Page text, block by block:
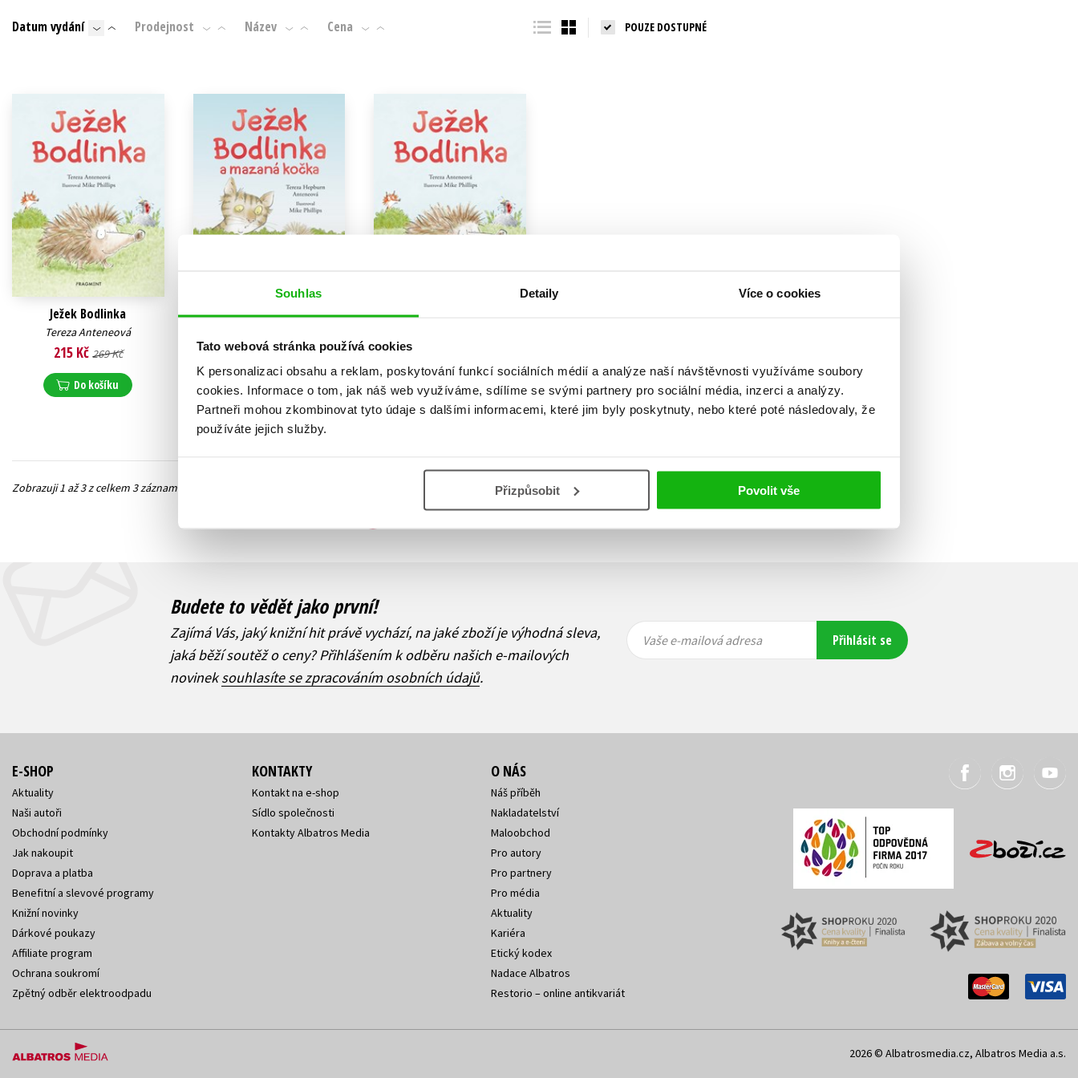
Souhlas Detaily Více o cookies
Tato webová stránka používá cookies
K personalizaci obsahu a reklam, poskytování funkcí sociálních médií a analýze naší návštěvnosti využíváme soubory
cookies. Informace o tom, jak náš web využíváme, sdílíme se svými partnery pro sociální média, inzerci a analýzy.
Partneři mohou zkombinovat tyto údaje s dalšími informacemi, které jim byly poskytnuty, nebo které poté následovaly, že
používáte jejich služby.
Přizpůsobit Povolit vše
Beletrie pro děti
Jazyky
Komiks
Populárně - naučné pro děti
Young adult (SK)
Datum vydání Prodejnost Název Cena POUZE DOSTUPNÉ
Ježek Bodlinka
Tereza Anteneová
215 Kč 269 Kč
Do košíku
Ježek Bodlinka a mazaná
Tereza Anteneová
215 Kč269 Kč
Do košíku
Ježek Bodlinka
Do košíku
Zobraz záznamů
Zobrazuji 1 až 3 z celkem 3 záznamů
Budete to vědět jako první!
Zajímá Vás, jaký knižní hit právě vychází, na jaké zboží je výhodná sleva,
jaká běží soutěž o ceny? Přihlášením k odběru našich e-mailových
novineksouhlasíte se zpracováním osobních údajů.
Vaše e-
mailová
Vaše e-
mailová
Vaše e-mailová adresa Přihlásit se
E-SHOP
Aktuality
Naši autoři
Obchodní podmínky
Jak nakoupit
Doprava a platba
Benefitní a slevové programy
Knižní novinky
Dárkové poukazy
Affiliate program
Ochrana soukromí
Zpětný odběr elektroodpadu
KONTAKTY
Kontakt na e-shop
Sídlo společnosti
Kontakty Albatros Media
O NÁS
Náš příběh
Nakladatelství
Maloobchod
Pro autory
Pro partnery
Pro média
Aktuality
Kariéra
Etický kodex
Nadace Albatros
Restorio – online antikvariát
2026 © Albatrosmedia.cz, Albatros Media a.s.